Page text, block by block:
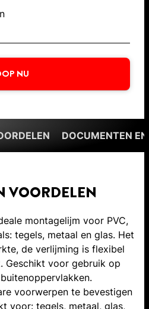
NU
DOCUMENTEN
VOORDELEN
montagelijm voor PVC,
tegels, metaal en glas. Het
de verlijming is flexibel
Geschikt voor gebruik op
voorwerpen te bevestigen
voor: tegels, metaal, glas,